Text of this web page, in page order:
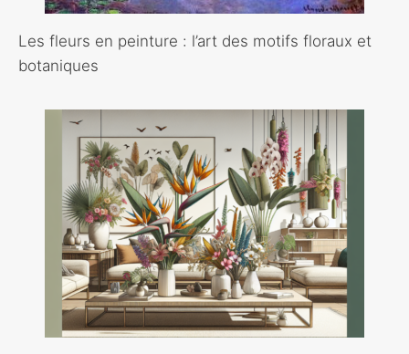
Les fleurs en peinture : l’art des motifs floraux et
botaniques